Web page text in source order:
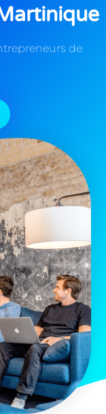
de